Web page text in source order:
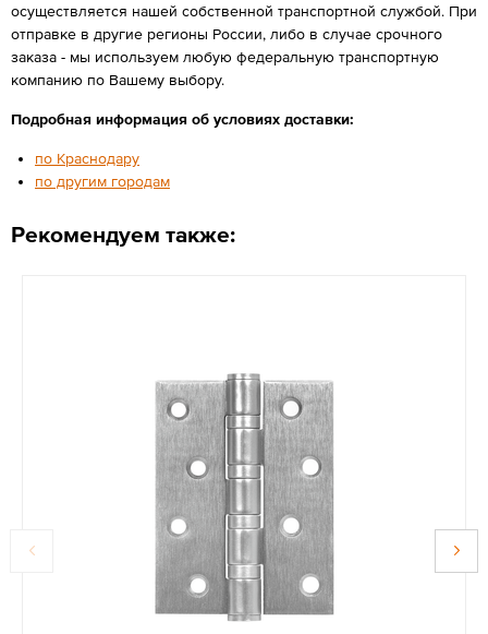
осуществляется нашей собственной транспортной службой. При
отправке в другие регионы России, либо в случае срочного
заказа - мы используем любую федеральную транспортную
компанию по Вашему выбору.
Подробная информация об условиях доставки:
по Краснодару
по другим городам
Рекомендуем также: